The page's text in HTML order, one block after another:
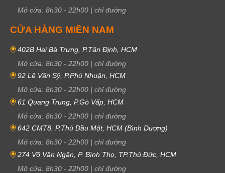
Mở cửa: 8h30 - 22h00 | chỉ đường
CỬA HÀNG MIỀN NAM
402B Hai Bà Trưng, P.Tân Định, HCM
Mở cửa: 8h30 - 22h00 | chỉ đường
92 Lê Văn Sỹ, P.Phú Nhuận, HCM
Mở cửa: 8h30 - 22h00 | chỉ đường
61 Quang Trung, P.Gò Vấp, HCM
Mở cửa: 8h30 - 22h00 | chỉ đường
642 CMT8, P.Thủ Dầu Một, HCM (Bình Dương)
Mở cửa: 8h30 - 22h00 | chỉ đường
274 Võ Văn Ngân, P. Bình Thọ, TP.Thủ Đức, HCM
Mở cửa: 8h30 - 22h00 | chỉ đường